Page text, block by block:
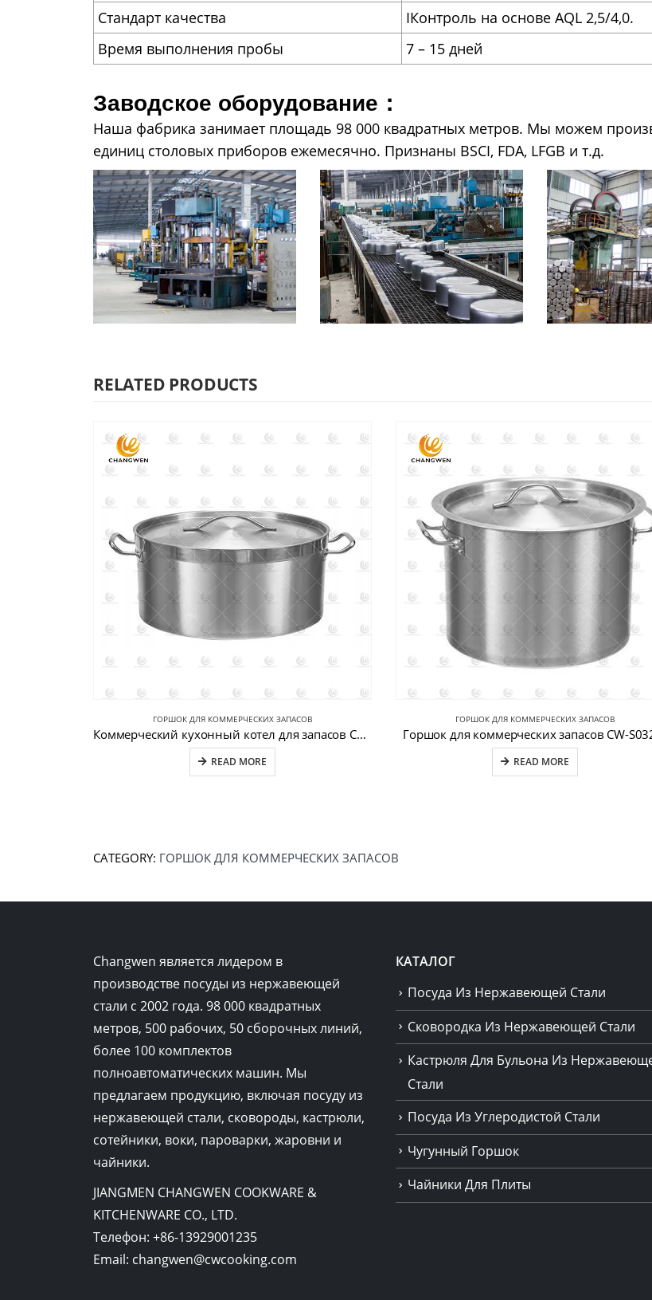
Стандарт качества
IКонтроль на основе AQL 2,5/4,0.
Время выполнения пробы
7 – 15 дней
Заводское оборудование：
Наша фабрика занимает площадь 98 000 квадратных метров. Мы можем
единиц столовых приборов ежемесячно. Признаны BSCI, FDA, LFGB и т.д.
RELATED PRODUCTS
ГОРШОК ДЛЯ КОММЕРЧЕСКИХ ЗАПАСОВ
Коммерческий кухонный котел для запасов CW-S032-3
READ MORE
ГОРШОК ДЛЯ КОММЕРЧЕСКИХ ЗАПАСОВ
Горшок для коммерческих запасов CW-
READ MORE
CATEGORY: ГОРШОК ДЛЯ КОММЕРЧЕСКИХ ЗАПАСОВ
Changwen является лидером в
производстве посуды из нержавеющей
стали с 2002 года. 98 000 квадратных
метров, 500 рабочих, 50 сборочных линий,
более 100 комплектов
полноавтоматических машин. Мы
предлагаем продукцию, включая посуду из
нержавеющей стали, сковороды, кастрюли,
сотейники, воки, пароварки, жаровни и
чайники.
JIANGMEN CHANGWEN COOKWARE &
KITCHENWARE CO., LTD.
Телефон: +86-13929001235
Email: changwen@cwcooking.com
КАТАЛОГ
Посуда Из Нержавеющей Стали
Сковородка Из Нержавеющей Стали
Кастрюля Для Бульона Из
Стали
Посуда Из Углеродистой Стали
Чугунный Горшок
Чайники Для Плиты